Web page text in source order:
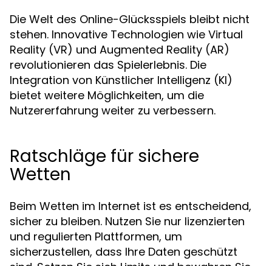
Die Welt des Online-Glücksspiels bleibt nicht
stehen. Innovative Technologien wie Virtual
Reality (VR) und Augmented Reality (AR)
revolutionieren das Spielerlebnis. Die
Integration von Künstlicher Intelligenz (KI)
bietet weitere Möglichkeiten, um die
Nutzererfahrung weiter zu verbessern.
Ratschläge für sichere
Wetten
Beim Wetten im Internet ist es entscheidend,
sicher zu bleiben. Nutzen Sie nur lizenzierten
und regulierten Plattformen, um
sicherzustellen, dass Ihre Daten geschützt